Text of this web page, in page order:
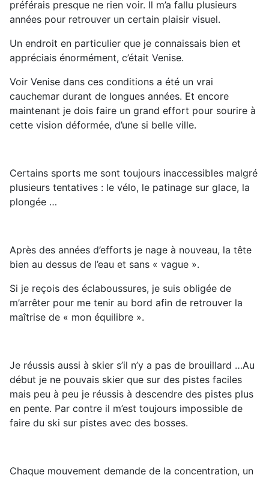
préférais presque ne rien voir. Il m’a fallu plusieurs
années pour retrouver un certain plaisir visuel.
Un endroit en particulier que je connaissais bien et
appréciais énormément, c’était Venise.
Voir Venise dans ces conditions a été un vrai
cauchemar durant de longues années. Et encore
maintenant je dois faire un grand effort pour sourire à
cette vision déformée, d’une si belle ville.
Certains sports me sont toujours inaccessibles malgré
plusieurs tentatives : le vélo, le patinage sur glace, la
plongée …
Après des années d’efforts je nage à nouveau, la tête
bien au dessus de l’eau et sans « vague ».
Si je reçois des éclaboussures, je suis obligée de
m’arrêter pour me tenir au bord afin de retrouver la
maîtrise de « mon équilibre ».
Je réussis aussi à skier s’il n’y a pas de brouillard …Au
début je ne pouvais skier que sur des pistes faciles
mais peu à peu je réussis à descendre des pistes plus
en pente. Par contre il m’est toujours impossible de
faire du ski sur pistes avec des bosses.
Chaque mouvement demande de la concentration, un